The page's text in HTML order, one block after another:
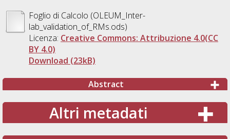
Foglio di Calcolo (OLEUM_Inter-
lab_validation_of_RMs.ods)
Licenza: Creative Commons: Attribuzione 4.0(CC
BY 4.0)
Download (23kB)
Abstract
Altri metadati